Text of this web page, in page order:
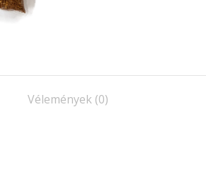
Vélemények (0)